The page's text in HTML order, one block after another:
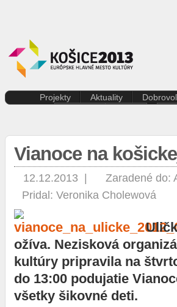
Projekty
Kasárne/Kulturpark
Projekt SPOTs
Pentapolitana
Destinácia Košice
Terra Incognita
Rozvoj ľudských zdrojov
prostredníctvom investícií do
vzdelávania
Sándor Márai
Aktuality
Regióny
Slovensko
Šport
Tlačové správy
Zahraničie
Vianoce na
12.12.2013 | Zaradené do:
Pridal: Veronika Cholewová
ožíva. Nezisková
kultúry pripravila na
do 13:00 podujatie
všetky šikovné deti.